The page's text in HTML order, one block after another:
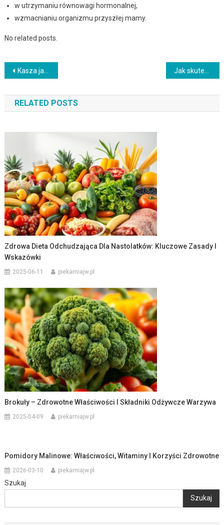
w utrzymaniu równowagi hormonalnej,
wzmacnianiu organizmu przyszłej mamy.
No related posts.
Nawigacja
wpisu
Kasza jaglana – klucz do odchudzania i lepszego zdrowia
RELATED POSTS
Zdrowa Dieta Odchudzająca Dla Nastolatków: Kluczowe Zasady I
Wskazówki
2025-06-11 piekarniajw.pl
Brokuły – Zdrowotne Właściwości I Składniki Odżywcze Warzywa
2025-04-09 piekarniajw.pl
Pomidory Malinowe: Właściwości, Witaminy I Korzyści Zdrowotne
2026-03-10 piekarniajw.pl
Szukaj
Szukaj